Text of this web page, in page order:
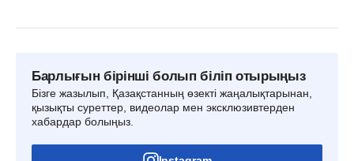
Барлығын бірінші болып біліп отырыңыз
Бізге жазылып, Қазақстанның өзекті жаңалықтарынан,
қызықты суреттер, видеолар мен эксклюзивтерден
хабардар болыңыз.